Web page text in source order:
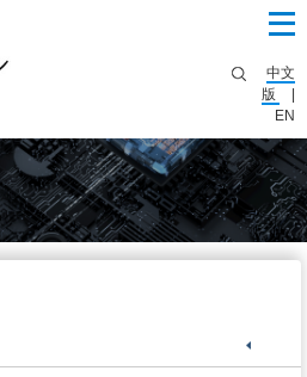
中文
版
EN